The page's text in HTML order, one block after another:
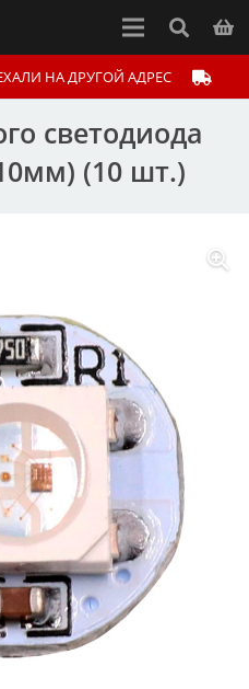
НА ДРУГОЙ АДРЕС
светодиода
(10 шт.)